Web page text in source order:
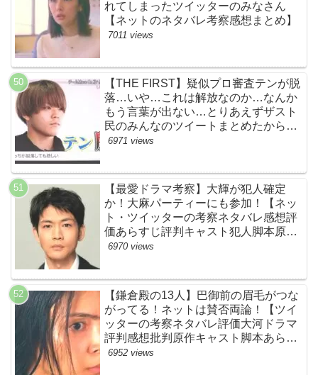
れてしまったツイッターのみなさん
【ネットのネタバレ考察感想まとめ】
7011 views
【THE FIRST】疑似プロ審査テンが脱
落…いや…これは解放なのか…なんか
もう言葉が出ない…とりあえずザスト
民のみんなのツイートまとめたから見
て…【ザファースト・ネットのネタバ
6971 views
【最愛ドラマ考察】大輝が犯人確定
か！大麻パーティーにも参加！【ネッ
ト・ツイッターの考察ネタバレ感想評
価あらすじ評判キャスト犯人脚本原作
黒幕伏線まとめ・大ちゃん・梨央・加
6970 views
【鎌倉殿の13人】巴御前の眉毛がつな
がってる！ネットは賛否両論！【ツイ
ッターの考察ネタバレ評価大河ドラマ
評判感想批判原作キャスト脚本あらす
じ伏線まとめ犯人黒幕・秋元才加】
6952 views